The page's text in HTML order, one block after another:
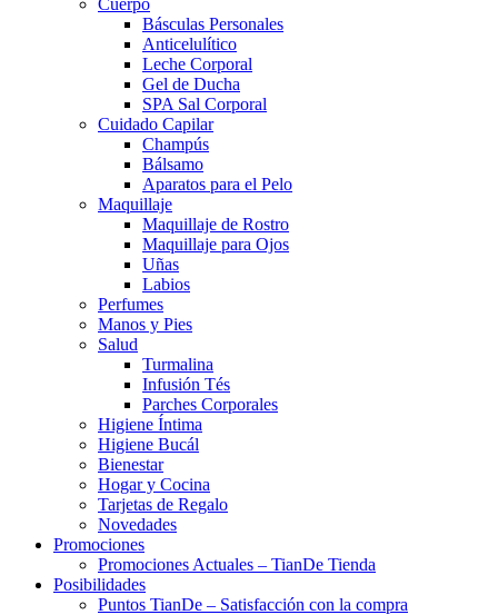
Cuerpo
Básculas Personales
Anticelulítico
Leche Corporal
Gel de Ducha
SPA Sal Corporal
Cuidado Capilar
Champús
Bálsamo
Aparatos para el Pelo
Maquillaje
Maquillaje de Rostro
Maquillaje para Ojos
Uñas
Labios
Perfumes
Manos y Pies
Salud
Turmalina
Infusión Tés
Parches Corporales
Higiene Íntima
Higiene Bucál
Bienestar
Hogar y Cocina
Tarjetas de Regalo
Novedades
Promociones
Promociones Actuales – TianDe Tienda
Posibilidades
Puntos TianDe – Satisfacción con la compra